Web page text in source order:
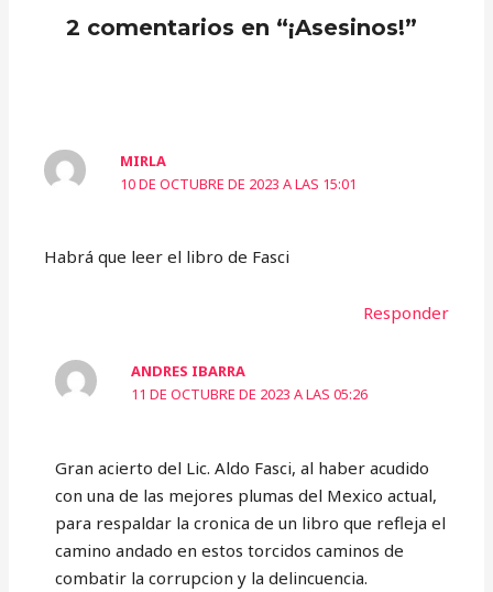
2 comentarios en “¡Asesinos!”
MIRLA
10 DE OCTUBRE DE 2023 A LAS 15:01
Habrá que leer el libro de Fasci
Responder
ANDRES IBARRA
11 DE OCTUBRE DE 2023 A LAS 05:26
Gran acierto del Lic. Aldo Fasci, al haber acudido
con una de las mejores plumas del Mexico actual,
para respaldar la cronica de un libro que refleja el
camino andado en estos torcidos caminos de
combatir la corrupcion y la delincuencia.